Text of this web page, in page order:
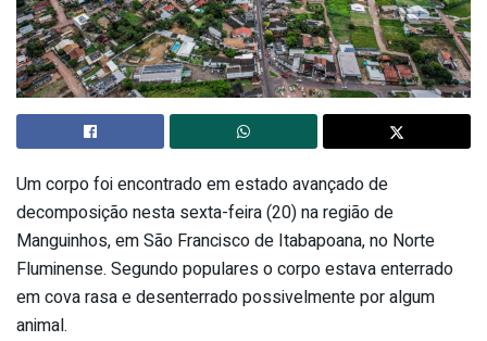
Um corpo foi encontrado em estado avançado de
decomposição nesta sexta-feira (20) na região de
Manguinhos, em São Francisco de Itabapoana, no Norte
Fluminense. Segundo populares o corpo estava enterrado
em cova rasa e desenterrado possivelmente por algum
animal.